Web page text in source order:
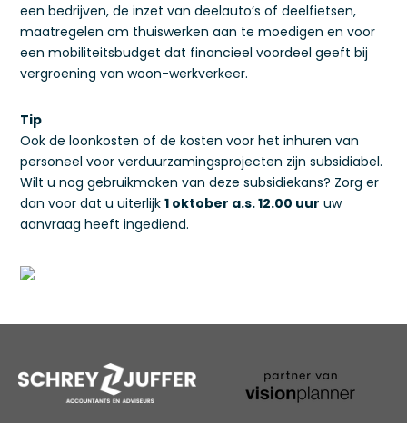
een bedrijven, de inzet van deelauto’s of deelfietsen,
maatregelen om thuiswerken aan te moedigen en voor
een mobiliteitsbudget dat financieel voordeel geeft bij
vergroening van woon-werkverkeer.
Tip
Ook de loonkosten of de kosten voor het inhuren van
personeel voor verduurzamingsprojecten zijn subsidiabel.
Wilt u nog gebruikmaken van deze subsidiekans? Zorg er
dan voor dat u uiterlijk1 oktober a.s. 12.00 uur uw
aanvraag heeft ingediend.